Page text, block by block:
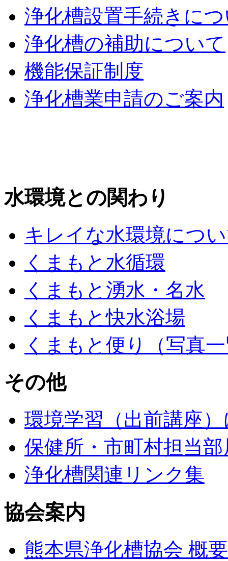
浄化槽設置手続きに
浄化槽の補助について
機能保証制度
浄化槽業申請のご案内
水環境との関わり
キレイな水環境につ
くまもと水循環
くまもと湧水・名水
くまもと快水浴場
くまもと便り（写真
その他
環境学習（出前講座
保健所・市町村担当部
浄化槽関連リンク集
協会案内
熊本県浄化槽協会 概要